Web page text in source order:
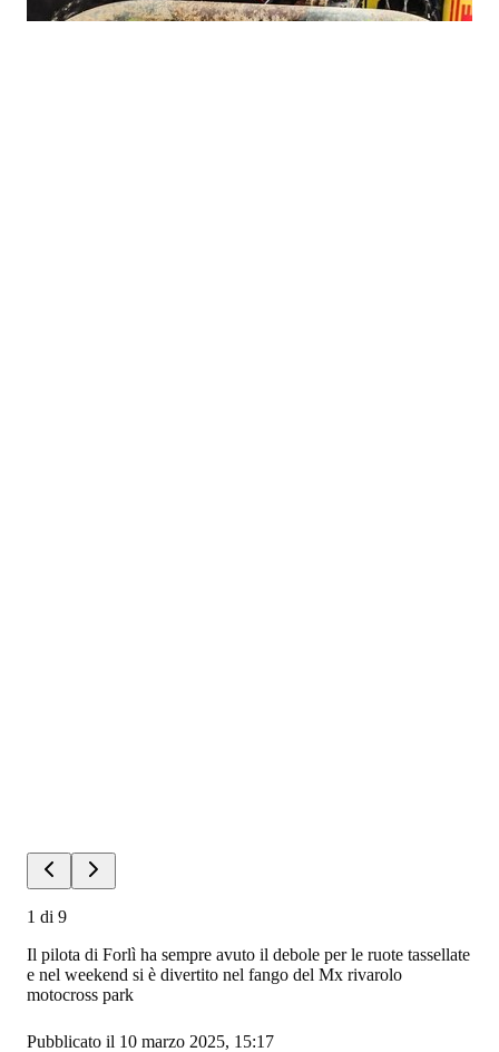
1 di 9
Il pilota di Forlì ha sempre avuto il debole per le ruote tassellate
e nel weekend si è divertito nel fango del Mx rivarolo
motocross park
Pubblicato il 10 marzo 2025, 15:17